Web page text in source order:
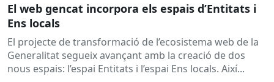
El web gencat incorpora els espais d’Entitats i
Ens locals
El projecte de transformació de l’ecosistema web de la
Generalitat segueix avançant amb la creació de dos
nous espais: l’espai Entitats i l’espai Ens locals. Així...